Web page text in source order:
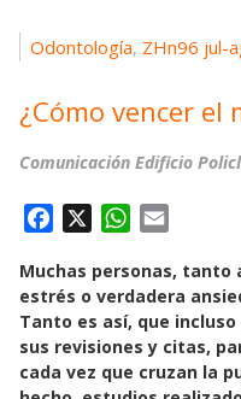
Odontología, ZHn96 jul-
¿Cómo vencer el
Comunicación Edificio
c
e
b
o
o
W
a
t
s
A
p
a
i
Muchas personas, tanto
estrés o verdadera
Tanto es así, que
sus revisiones y citas,
cada vez que cruzan la